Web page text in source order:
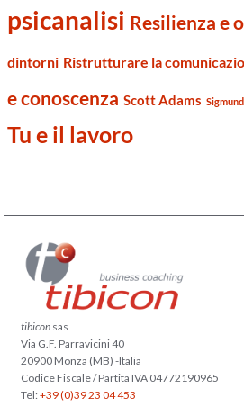
psicanalisi Resilienza e
dintorni Ristrutturare la
e conoscenza Scott Adams
Tu e il lavoro
tibicon sas
Via G.F. Parravicini 40
20900 Monza (MB) -Italia
Codice Fiscale / Partita IVA 04772190965
Tel:+39 (0)39 23 04 453